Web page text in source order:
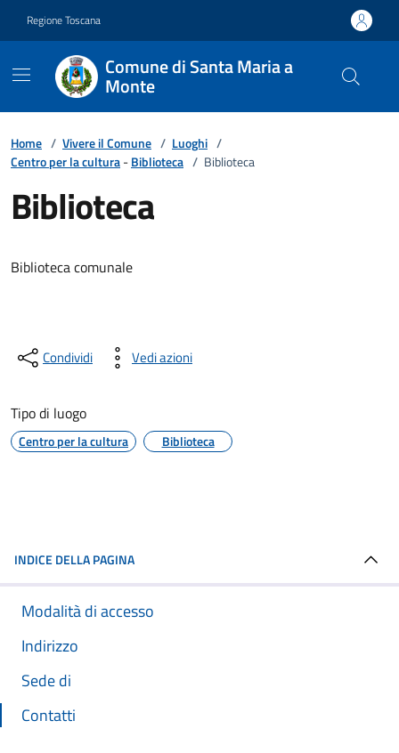
Regione Toscana
Comune di Santa Maria a
Monte
Home / Vivere il Comune / Luoghi /
Centro per la cultura-Biblioteca / Biblioteca
Biblioteca
Descrizione breve
Biblioteca comunale
Condividi Vedi azioni
Tipo di luogo
Centro per la cultura Biblioteca
INDICE DELLA PAGINA
Modalità di accesso
Indirizzo
Sede di
Contatti